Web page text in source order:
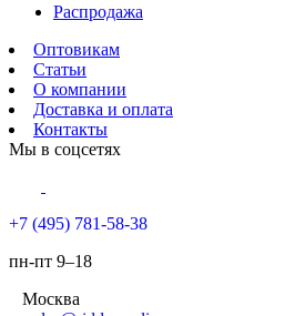
Распродажа
Оптовикам
Статьи
О компании
Доставка и оплата
Контакты
Мы в соцсетях
+7 (495) 781-58-38
пн-пт 9–18
Москва